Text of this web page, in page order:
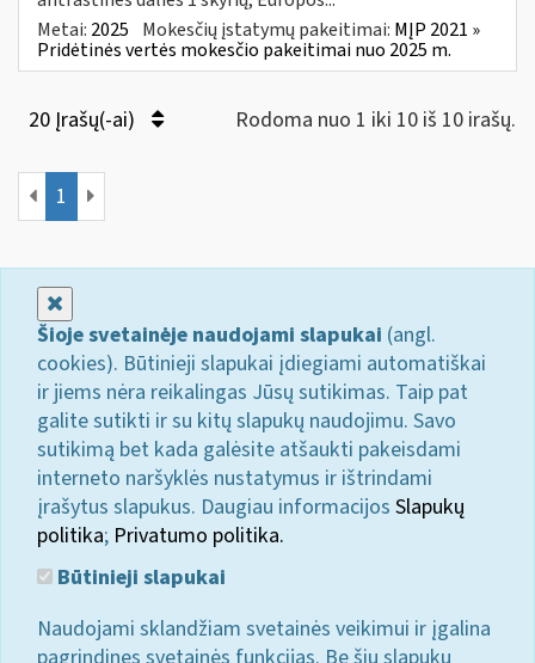
Metai: 2025 Mokesčių įstatymų pakeitimai: MĮP 2021 »
Pridėtinės vertės mokesčio pakeitimai nuo 2025 m.
20 Įrašų(-ai) Rodoma nuo 1 iki 10 iš 10 irašų.
1
Šioje svetainėje naudojami slapukai (angl.
cookies). Būtinieji slapukai įdiegiami automatiškai
ir jiems nėra reikalingas Jūsų sutikimas. Taip pat
galite sutikti ir su kitų slapukų naudojimu. Savo
sutikimą bet kada galėsite atšaukti pakeisdami
interneto naršyklės nustatymus ir ištrindami
įrašytus slapukus. Daugiau informacijos Slapukų
politika; Privatumo politika.
Būtinieji slapukai
Naudojami sklandžiam svetainės veikimui ir įgalina